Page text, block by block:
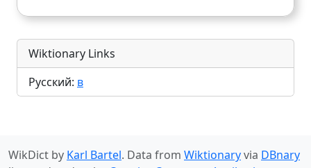
Wiktionary Links
Русский: в
WikDict by Karl Bartel. Data from Wiktionaryvia DBnary